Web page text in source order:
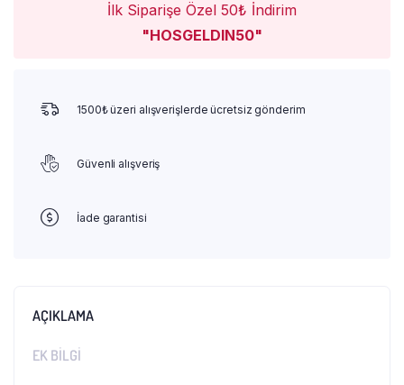
İlk Siparişe Özel 50₺ İndirim
"HOSGELDIN50"
1500₺ üzeri alışverişlerde ücretsiz gönderim
Güvenli alışveriş
İade garantisi
AÇIKLAMA
EK BILGI